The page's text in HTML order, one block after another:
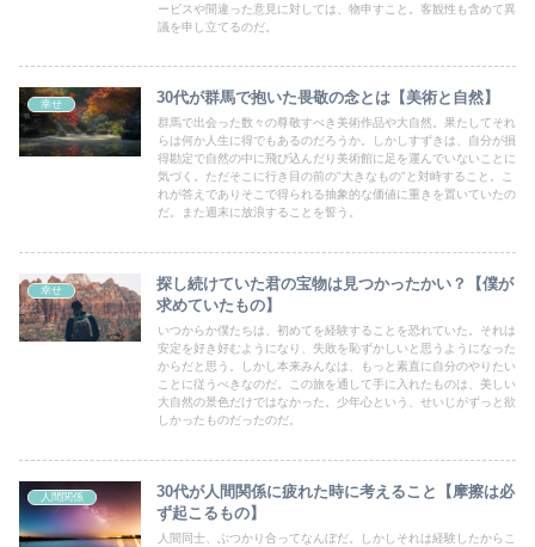
ービスや間違った意見に対しては、物申すこと。客観性も含めて異
議を申し立てるのだ。
幸せ 30代が群馬で抱いた畏敬の念とは【美術と自然】
群馬で出会った数々の尊敬すべき美術作品や大自然。果たしてそれ
らは何か人生に得でもあるのだろうか。しかしすずきは、自分が損
得勘定で自然の中に飛び込んだり美術館に足を運んでいないことに
気づく。ただそこに行き目の前の"大きなもの"と対峙すること。こ
れが答えでありそこで得られる抽象的な価値に重きを置いていたの
だ。また週末に放浪することを誓う。
幸せ
探し続けていた君の宝物は見つかったかい？【僕が
求めていたもの】
いつからか僕たちは、初めてを経験することを恐れていた。それは
安定を好き好むようになり、失敗を恥ずかしいと思うようになった
からだと思う。しかし本来みんなは、もっと素直に自分のやりたい
ことに従うべきなのだ。この旅を通して手に入れたものは、美しい
大自然の景色だけではなかった。少年心という、せいじがずっと欲
しかったものだったのだ。
人間関係
30代が人間関係に疲れた時に考えること【摩擦は必
ず起こるもの】
人間同士、ぶつかり合ってなんぼだ。しかしそれは経験したからこ